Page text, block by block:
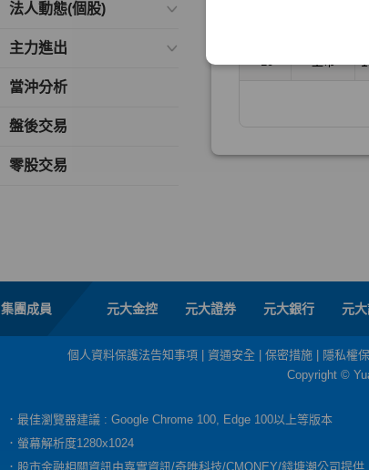
法人動態(個股)
主力進出
當沖分析
盤後交易
零股交易
集團成員 元大金控 元大證券 元大銀行 元
個人資料保護法告知事項 資通安全 保密措施 隱私權
Copyright ©
．最佳瀏覽器建議 : Google Chrome 100, Edge 100以上等版本
．螢幕解析度1280x1024
．股市金融相關資訊由嘉實資訊/奇唯科技/CMONEY/錢塘潮公司提供